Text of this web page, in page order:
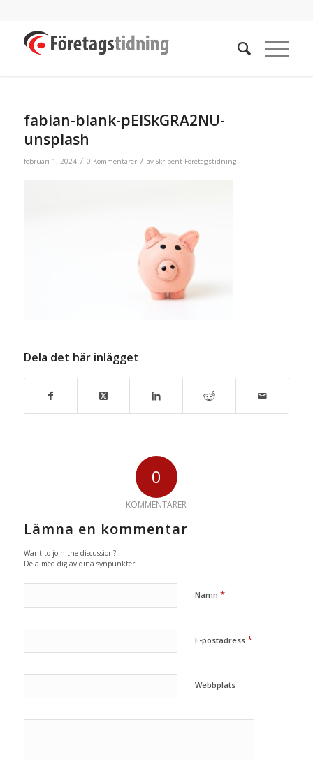
fabian-blank-pElSkGRA2NU-
unsplash
februari 1, 2024 / 0 Kommentarer / av Skribent Företagstidning
Dela det här inlägget
0
KOMMENTARER
Lämna en kommentar
Want to join the discussion?
Dela med dig av dina synpunkter!
Namn *
E-postadress *
Webbplats